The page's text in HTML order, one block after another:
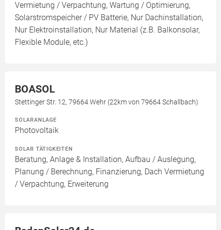
Vermietung / Verpachtung, Wartung / Optimierung,
Solarstromspeicher / PV Batterie, Nur Dachinstallation,
Nur Elektroinstallation, Nur Material (z.B. Balkonsolar,
Flexible Module, etc.)
BOASOL
Stettinger Str. 12, 79664 Wehr (22km von 79664 Schallbach)
SOLARANLAGE
Photovoltaik
SOLAR TÄTIGKEITEN
Beratung, Anlage & Installation, Aufbau / Auslegung,
Planung / Berechnung, Finanzierung, Dach Vermietung
/ Verpachtung, Erweiterung